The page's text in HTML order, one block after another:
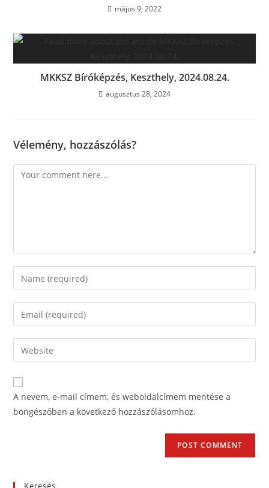
május 9, 2022
MKKSZ Bíróképzés, Keszthely, 2024.08.24.
augusztus 28, 2024
Vélemény, hozzászólás?
A nevem, e-mail címem, és weboldalcímem mentése a
böngészőben a következő hozzászólásomhoz.
Keresés